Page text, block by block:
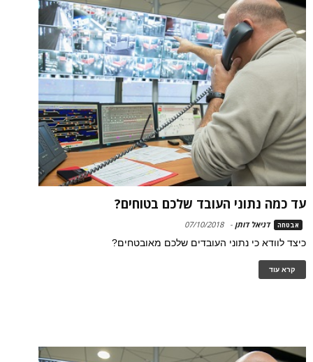
עד כמה נתוני העובד שלכם בטוחים?
אבטחה דניאל דותן -
07/10/2018
כיצד לוודא כי נתוני העובדים שלכם מאובטחים?
קרא עוד